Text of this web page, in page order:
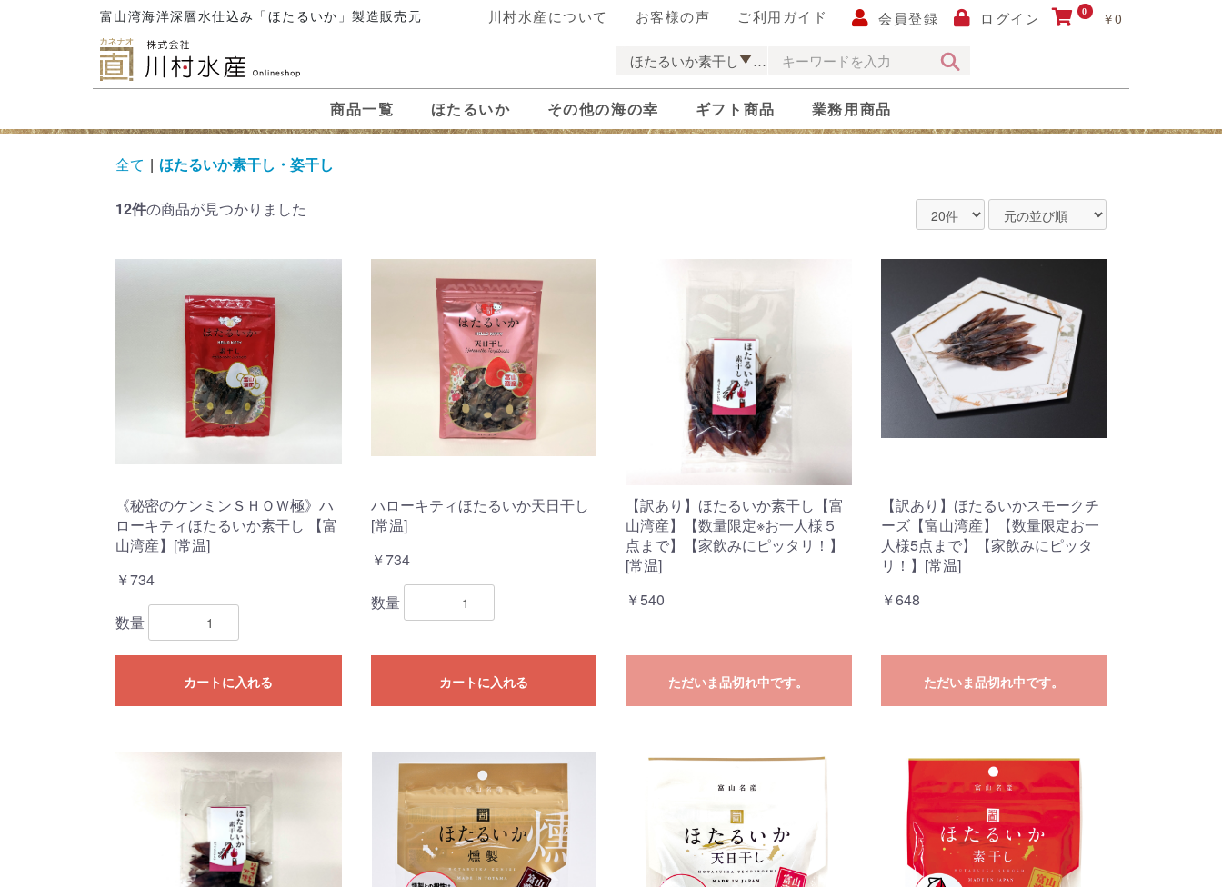
富山湾海洋深層水仕込み「ほたるいか」製造販売元 川村水産について お客様の声 ご利用ガイド 会員登録 ログイン 0 ￥0
商品一覧 ほたるいか その他の海の幸 ギフト商品 業務用商品
全て | ほたるいか素干し・姿干し
12件の商品が見つかりました
《秘密のケンミンＳＨＯＷ極》ハ
ローキティほたるいか素干し 【富
山湾産】[常温]
￥734
数量
カートに入れる
ハローキティほたるいか天日干し
[常温]
￥734
数量
カートに入れる
【訳あり】ほたるいか素干し【富
山湾産】【数量限定※お一人様５
点まで】【家飲みにピッタリ！】
[常温]
￥540
ただいま品切れ中です。
【訳あり】ほたるいかスモークチ
ーズ【富山湾産】【数量限定お一
人様5点まで】【家飲みにピッタ
リ！】[常温]
￥648
ただいま品切れ中です。